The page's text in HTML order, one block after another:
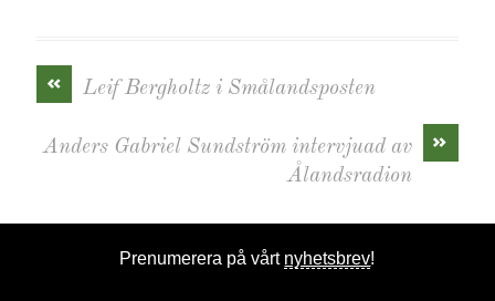
« Leif Bergholtz i Smålandsposten
»
Anders Gabriel Sundström intervjuad av
Ålandsradion
Prenumerera på vårt nyhetsbrev!